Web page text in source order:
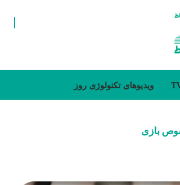
ویدیوهای تکنولوژی روز
بازی